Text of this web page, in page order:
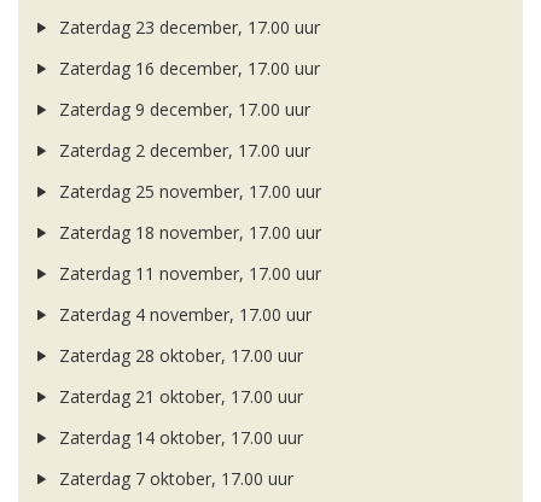
Zaterdag 23 december, 17.00 uur
Zaterdag 16 december, 17.00 uur
Zaterdag 9 december, 17.00 uur
Zaterdag 2 december, 17.00 uur
Zaterdag 25 november, 17.00 uur
Zaterdag 18 november, 17.00 uur
Zaterdag 11 november, 17.00 uur
Zaterdag 4 november, 17.00 uur
Zaterdag 28 oktober, 17.00 uur
Zaterdag 21 oktober, 17.00 uur
Zaterdag 14 oktober, 17.00 uur
Zaterdag 7 oktober, 17.00 uur